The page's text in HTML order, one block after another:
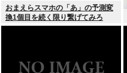
おまえらスマホの「あ」の予測変
換1個目を続く限り繋げてみろ
www